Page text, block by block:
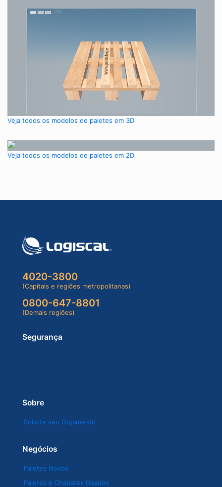
Veja todos os modelos de paletes em 3D
Veja todos os modelos de paletes em 2D
4020-3800
(Capitais e regiões metropolitanas)
0800-647-8801
(Demais regiões)
Segurança
Sobre
Solicite seu Orçamento
Negócios
Paletes Novos
Paletes e Chapatex Usados